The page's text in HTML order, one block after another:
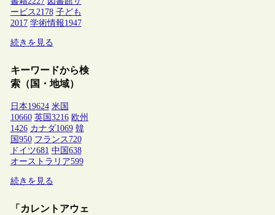
ービス2178 子ども
2017 学術情報1947
続きを見る
キーワードから検
索（国・地域）
日本19624 米国
10660 英国3216 欧州
1426 カナダ1069 韓
国950 フランス 720
ドイツ681 中国638
オーストラリア599
続きを見る
「カレントアウェ